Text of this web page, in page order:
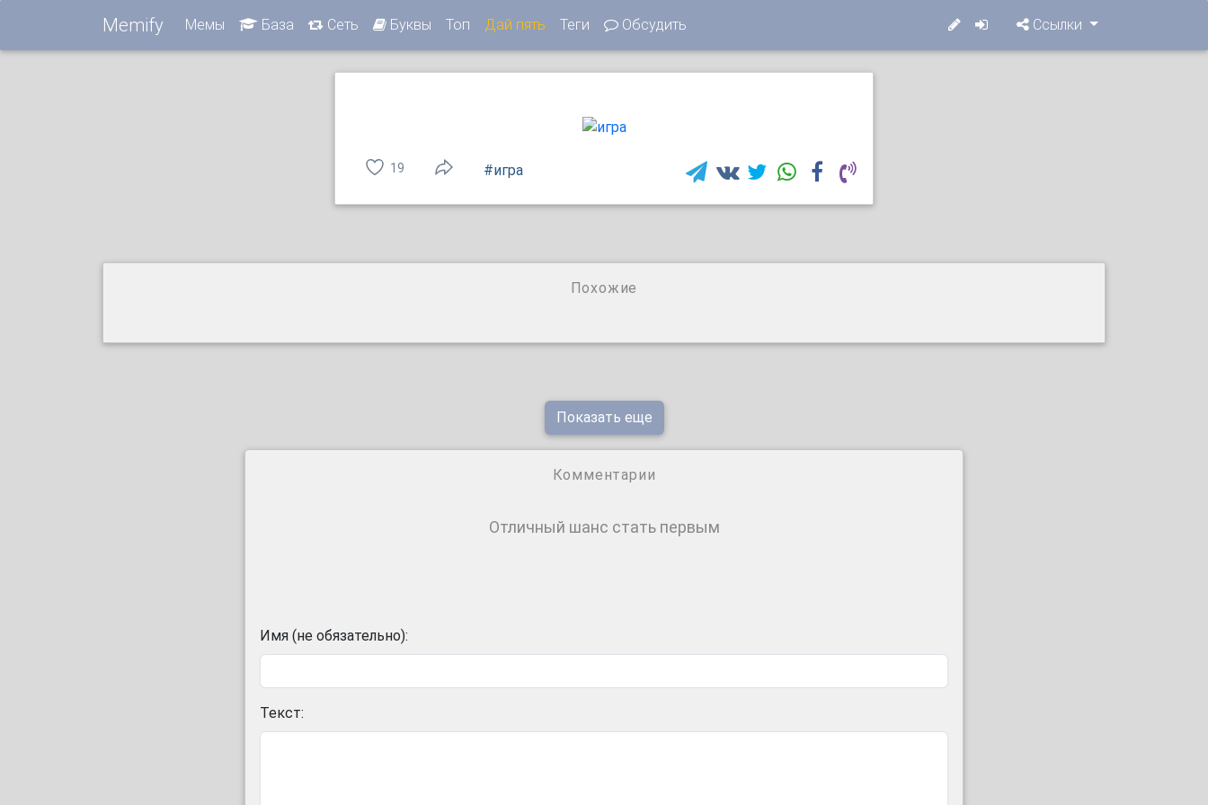
Memify Мемы База Сеть Буквы Топ Дай пять Теги Обсудить Ссылки
19 #игра
Похожие
Показать еще
Комментарии
Отличный шанс стать первым
Имя (не обязательно):
Текст: